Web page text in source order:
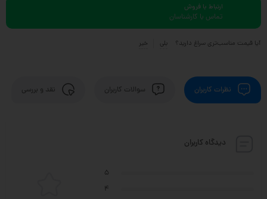
ارتباط با فروش
تماس با کارشناسان
آیا قیمت مناسب‌تری سراغ دارید؟ بلی خیر
نظرات کاربران سوالات کاربران نقد و بررسی
دیدگاه کاربران
5
4